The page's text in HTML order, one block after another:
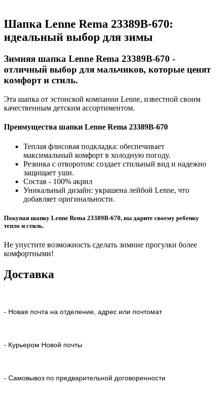
Шапка Lenne Rema 23389B-670:
идеальный выбор для зимы
Зимняя шапка Lenne Rema 23389B-670 -
отличный выбор для мальчиков, которые ценят
комфорт и стиль.
Эта шапка от эстонской компании Lenne, известной своим
качественным детским ассортиментом.
Преимущества шапки Lenne Rema 23389B-670
Теплая флисовая подкладка: обеспечивает
максимальный комфорт в холодную погоду.
Резинка с отворотом: создает стильный вид и надежно
защищает уши.
Состав - 100% акрил
Уникальный дизайн: украшена лейбой Lenne, что
добавляет оригинальности.
Покупая шапку Lenne Rema 23389B-670, вы дарите своему ребенку
тепло и стиль.
Не упустите возможность сделать зимние прогулки более
комфортными!
Доставка
- Новая почта на отделение, адрес или почтомат
- Курьером Новой почты
- Самовывоз по предварительной договоренности